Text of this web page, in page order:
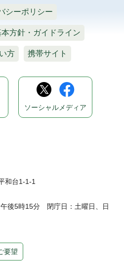
シーポリシー
方針・ガイドライン
方 携帯サイト
和台1-1-1
後5時15分 閉庁日：土曜日、日
要望
ソーシャルメディア